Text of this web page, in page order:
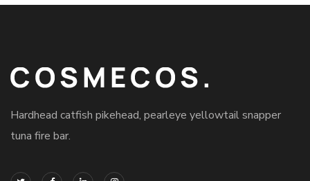
Hardhead catfish pikehead, pearleye yellowtail snapper
tuna fire bar.